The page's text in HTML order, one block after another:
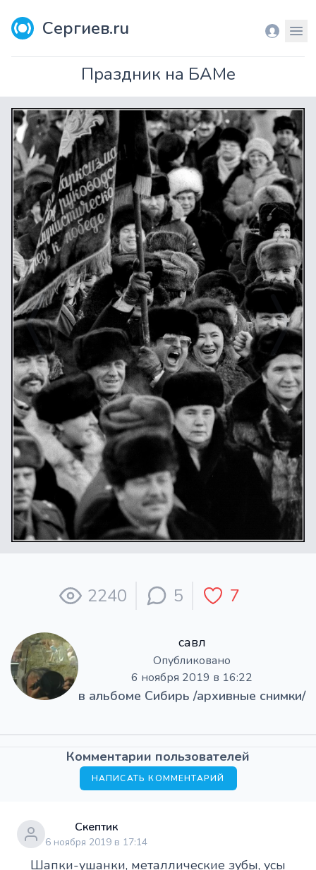
Сергиев.ru Вход
Праздник на БАМе
2240 5 7
савл
Опубликовано
6 ноября 2019 в 16:22
в альбоме Сибирь /архивные снимки/
Комментарии пользователей
НАПИСАТЬ КОММЕНТАРИЙ
Скептик
6 ноября 2019 в 17:14
Шапки-ушанки, металлические зубы, усы